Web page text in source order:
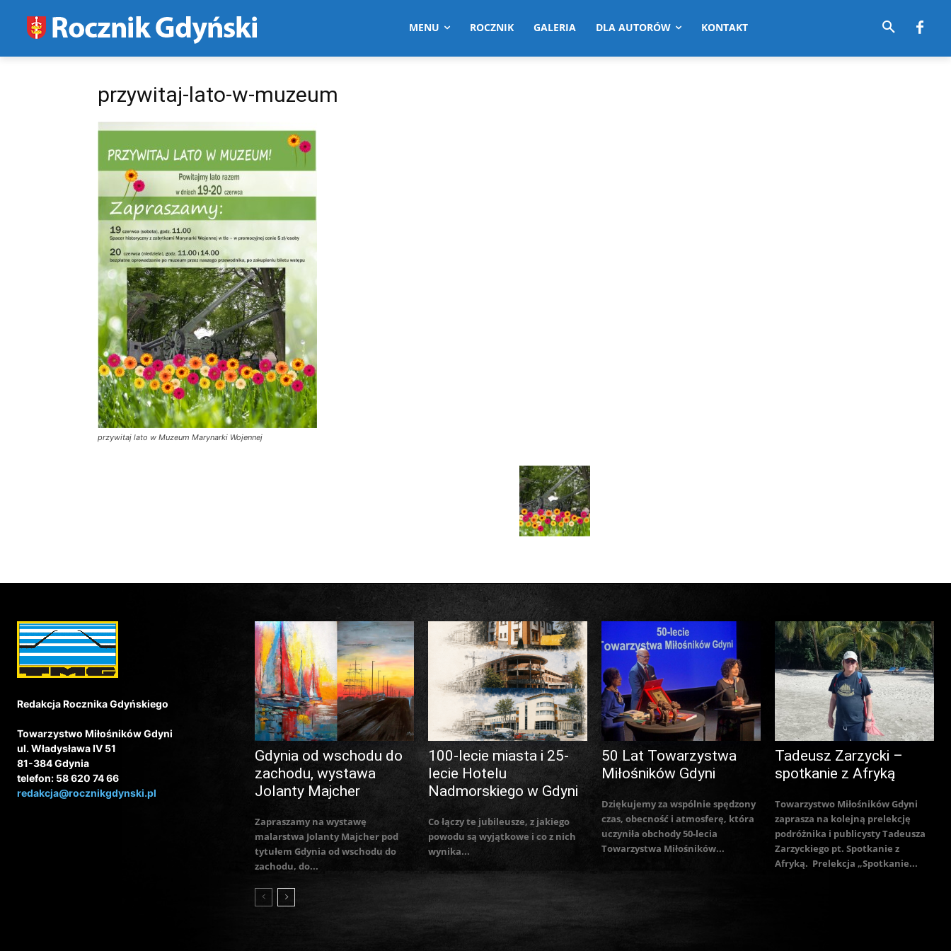
MENU ROCZNIK GALERIA DLA AUTORÓW KONTAKT
przywitaj-lato-w-muzeum
przywitaj lato w Muzeum Marynarki Wojennej
Redakcja Rocznika Gdyńskiego
Towarzystwo Miłośników Gdyni
ul. Władysława IV 51
81-384 Gdynia
telefon: 58 620 74 66
redakcja@rocznikgdynski.pl
Gdynia od wschodu do
zachodu, wystawa
Jolanty Majcher
Zapraszamy na wystawę
malarstwa Jolanty Majcher pod
tytułem Gdynia od wschodu do
zachodu, do...
100-lecie miasta i 25-
lecie Hotelu
Nadmorskiego w Gdyni
Co łączy te jubileusze, z jakiego
powodu są wyjątkowe i co z nich
wynika...
50 Lat Towarzystwa
Miłośników Gdyni
Dziękujemy za wspólnie spędzony
czas, obecność i atmosferę, która
uczyniła obchody 50-lecia
Towarzystwa Miłośników...
Tadeusz Zarzycki –
spotkanie z Afryką
Towarzystwo Miłośników Gdyni
zaprasza na kolejną prelekcję
podróżnika i publicysty Tadeusza
Zarzyckiego pt. Spotkanie z
Afryką. Prelekcja „Spotkanie...